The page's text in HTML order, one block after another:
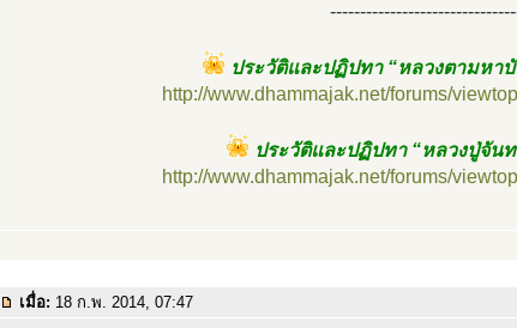
ประวัติและปฏิปทา “หลวงตามห
http://www.dhammajak.net/forums/
ประวัติและปฏิปทา “หลวงปู่จัน
http://www.dhammajak.net/forums/
เมื่อ: 18 ก.พ. 2014, 07:47